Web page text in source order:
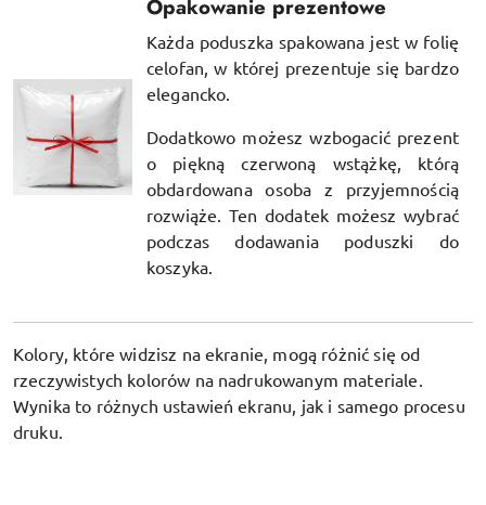
Opakowanie prezentowe
Każda poduszka spakowana jest w folię
celofan, w której prezentuje się bardzo
elegancko.
Dodatkowo możesz wzbogacić prezent
o piękną czerwoną wstążkę, którą
obdardowana osoba z przyjemnością
rozwiąże. Ten dodatek możesz wybrać
podczas dodawania poduszki do
koszyka.
Kolory, które widzisz na ekranie, mogą różnić się od
rzeczywistych kolorów na nadrukowanym materiale.
Wynika to różnych ustawień ekranu, jak i samego procesu
druku.